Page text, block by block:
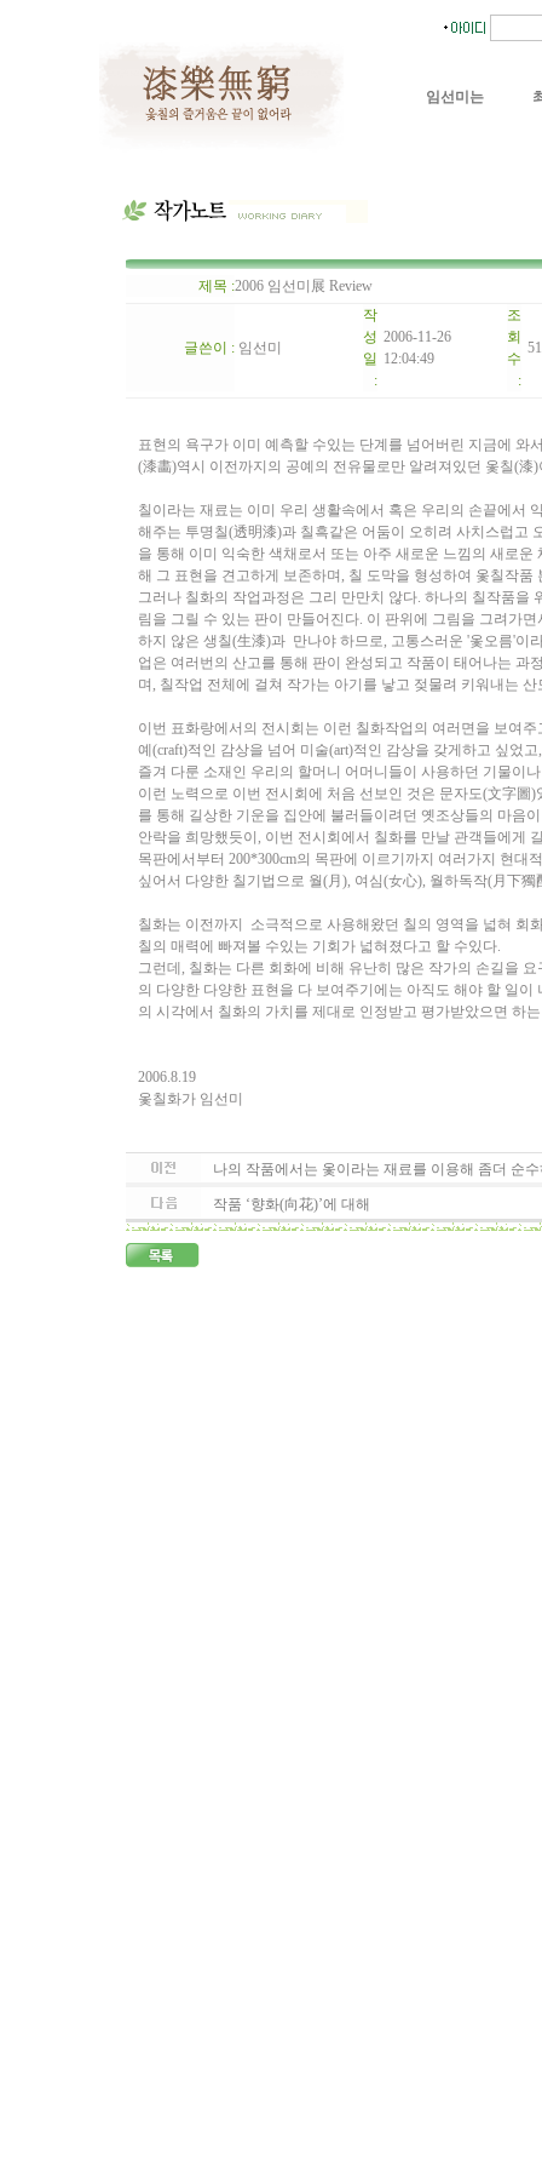
임선미는
제목 :2006 임선미展 Review
글쓴이 : 임선미
작
성
일
:
2006-11-26
12:04:49
조
회
수
:
표현의 욕구가 이미 예측할 수있는 단계를 넘어버린 지금에
(漆畵)역시 이전까지의 공예의 전유물로만 알려져있던 옻칠(
칠이라는 재료는 이미 우리 생활속에서 혹은 우리의 손끝에서
해주는 투명칠(透明漆)과 칠흑같은 어둠이 오히려 사치스럽고
을 통해 이미 익숙한 색채로서 또는 아주 새로운 느낌의 새로
해 그 표현을 견고하게 보존하며, 칠 도막을 형성하여 옻칠작
그러나 칠화의 작업과정은 그리 만만치 않다. 하나의 칠작품을
림을 그릴 수 있는 판이 만들어진다. 이 판위에 그림을 그려가
하지 않은 생칠(生漆)과 만나야 하므로, 고통스러운 '옻오름'이
업은 여러번의 산고를 통해 판이 완성되고 작품이 태어나는
며, 칠작업 전체에 걸쳐 작가는 아기를 낳고 젖물려 키워내는
이번 표화랑에서의 전시회는 이런 칠화작업의 여러면을 보여
예(craft)적인 감상을 넘어 미술(art)적인 감상을 갖게하고 싶었
즐겨 다룬 소재인 우리의 할머니 어머니들이 사용하던 기물이
이런 노력으로 이번 전시회에 처음 선보인 것은 문자도(文字
를 통해 길상한 기운을 집안에 불러들이려던 옛조상들의 마음
안락을 희망했듯이, 이번 전시회에서 칠화를 만날 관객들에게
목판에서부터 200*300cm의 목판에 이르기까지 여러가지 현
싶어서 다양한 칠기법으로 월(月), 여심(女心), 월하독작(月下
칠화는 이전까지 소극적으로 사용해왔던 칠의 영역을 넓혀 회
칠의 매력에 빠져볼 수있는 기회가 넓혀졌다고 할 수있다.
그런데, 칠화는 다른 회화에 비해 유난히 많은 작가의 손길을
의 다양한 다양한 표현을 다 보여주기에는 아직도 해야 할 일
의 시각에서 칠화의 가치를 제대로 인정받고 평가받았으면 하
2006.8.19
옻칠화가 임선미
나의 작품에서는 옻이라는 재료를 이용해 좀더 순
작품 ‘향화(向花)’에 대해